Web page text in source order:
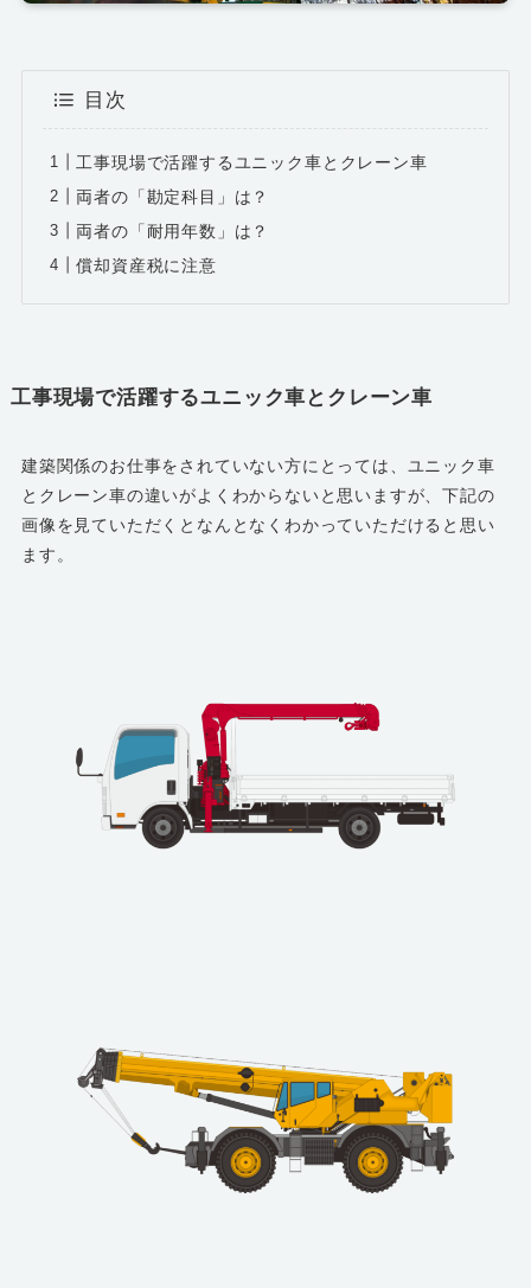
目次
工事現場で活躍するユニック車とクレーン車
両者の「勘定科目」は？
両者の「耐用年数」は？
償却資産税に注意
工事現場で活躍するユニック車とクレーン車
建築関係のお仕事をされていない方にとっては、ユニック車
とクレーン車の違いがよくわからないと思いますが、下記の
画像を見ていただくとなんとなくわかっていただけると思い
ます。